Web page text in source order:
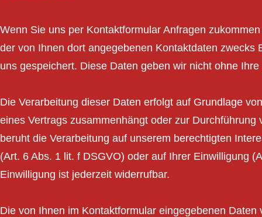
Wenn Sie uns per Kontaktformular Anfragen
der von Ihnen dort angegebenen Kontaktdaten
uns gespeichert. Diese Daten geben wir nicht ohne
Die Verarbeitung dieser Daten erfolgt auf Grundlage
eines Vertrags zusammenhängt oder zur
beruht die Verarbeitung auf unserem berechtigten
(Art. 6 Abs. 1 lit. f DSGVO) oder auf Ihrer Einwilligung
Einwilligung ist jederzeit widerrufbar.
Die von Ihnen im Kontaktformular eingegebenen